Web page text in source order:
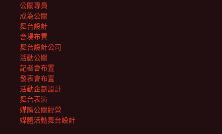
公關專員
成為公關
舞台設計
會場布置
舞台設計公司
活動公關
記者會布置
發表會布置
活動企劃設計
舞台表演
媒體公關經營
媒體活動舞台設計